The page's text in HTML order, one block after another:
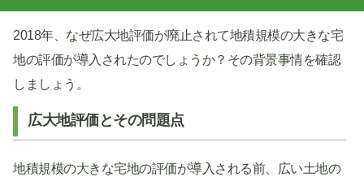
2018年、なぜ広大地評価が廃止されて地積規模の大きな宅
地の評価が導入されたのでしょうか？その背景事情を確認
しましょう。
広大地評価とその問題点
地積規模の大きな宅地の評価が導入される前、広い土地の